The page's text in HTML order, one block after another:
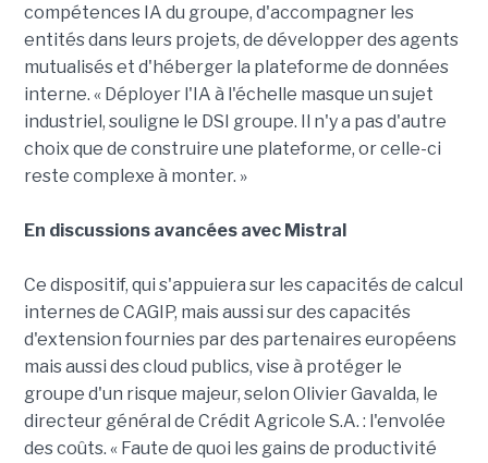
compétences IA du groupe, d'accompagner les
entités dans leurs projets, de développer des agents
mutualisés et d'héberger la plateforme de données
interne. « Déployer l'IA à l'échelle masque un sujet
industriel, souligne le DSI groupe. Il n'y a pas d'autre
choix que de construire une plateforme, or celle-ci
reste complexe à monter. »
En discussions avancées avec Mistral
Ce dispositif, qui s'appuiera sur les capacités de calcul
internes de CAGIP, mais aussi sur des capacités
d'extension fournies par des partenaires européens
mais aussi des cloud publics, vise à protéger le
groupe d'un risque majeur, selon Olivier Gavalda, le
directeur général de Crédit Agricole S.A. : l'envolée
des coûts. « Faute de quoi les gains de productivité